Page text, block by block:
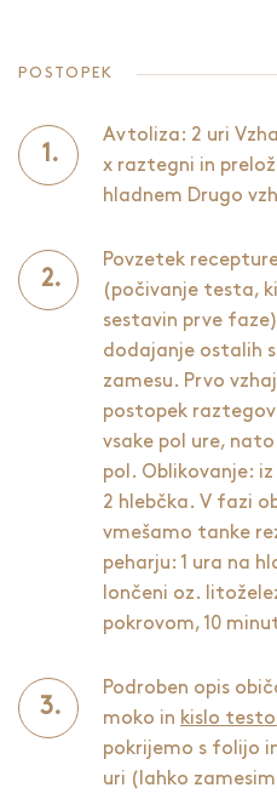
POSTOPEK
Avtoliza: 2 uri
x raztegni in
hladnem Drugo
Povzetek
(počivanje testa,
sestavin prve
dodajanje ostalih
zamesu. Prvo
postopek
vsake pol ure, nato
pol. Oblikovanje:
2 hlebčka. V fazi
vmešamo tanke
peharju: 1 ura na
lončeni oz.
pokrovom, 10
Podroben opis
moko in kislo testo
pokrijemo s folijo
uri (lahko